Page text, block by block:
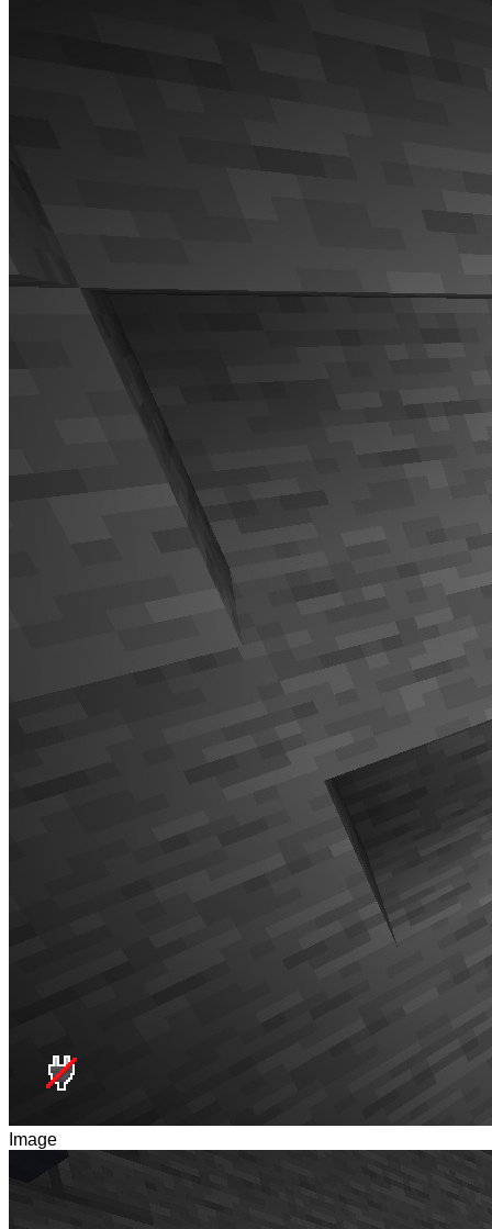
Image